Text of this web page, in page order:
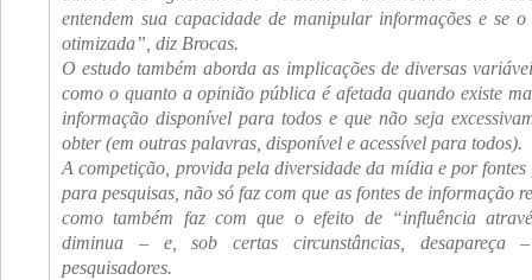
entendem sua capacidade de manipular informações e se
otimizada”, diz Brocas.
O estudo também aborda as implicações de diversas
como o quanto a opinião pública é afetada quando existe
informação disponível para todos e que não seja
obter (em outras palavras, disponível e acessível para todos).
A competição, provida pela diversidade da mídia e por fontes
para pesquisas, não só faz com que as fontes de informação
como também faz com que o efeito de “influência
diminua – e, sob certas circunstâncias, desapareça
pesquisadores.